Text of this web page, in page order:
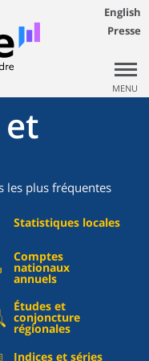
English
Presse
MENU
les plus fréquentes
Statistiques locales
Comptes
nationaux
annuels
Études et
conjoncture
régionales
Indices et séries